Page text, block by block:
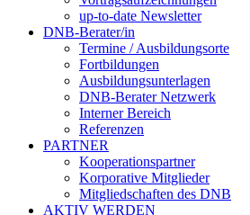
up-to-date Newsletter
DNB-Berater/in
Termine / Ausbildungsorte
Fortbildungen
Ausbildungsunterlagen
DNB-Berater Netzwerk
Interner Bereich
Referenzen
PARTNER
Kooperationspartner
Korporative Mitglieder
Mitgliedschaften des DNB
AKTIV WERDEN